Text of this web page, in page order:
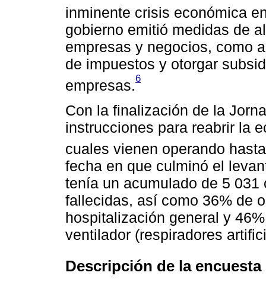
inminente crisis económica
gobierno emitió medidas de
empresas y negocios, como
de impuestos y otorgar
empresas.6
Con la finalización de la
instrucciones para reabrir la
cuales vienen operando
fecha en que culminó el
tenía un acumulado de 5
fallecidas, así como 36% de
hospitalización general y
ventilador (respiradores
Descripción de la encuesta